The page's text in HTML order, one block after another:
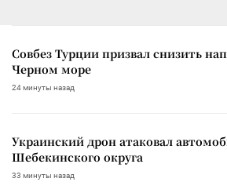
Совбез Турции призвал снизить
Черном море
24 минуты назад
Украинский дрон атаковал
Шебекинского округа
33 минуты назад